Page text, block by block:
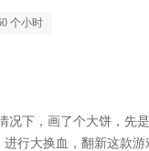
个小时
况下，画了个大饼，先
行大换血，翻新这款